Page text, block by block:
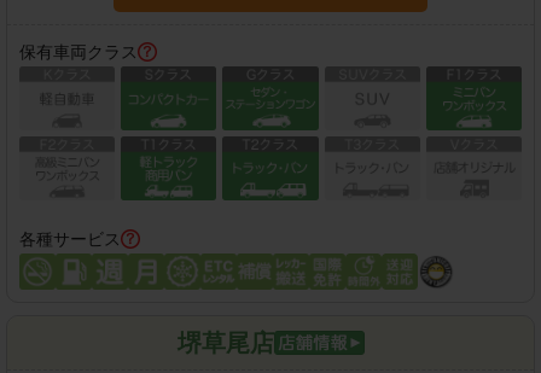
保有車両クラス
各種サービス
堺草尾店